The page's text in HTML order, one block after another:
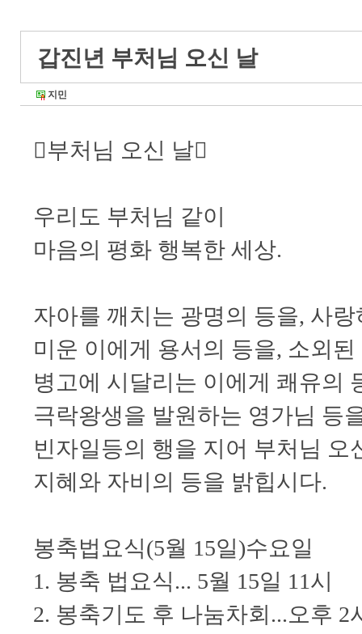
갑진년 부처님 오신 날
지민
부처님 오신 날
우리도 부처님 같이
마음의 평화 행복한 세상.
자아를 깨치는 광명의 등을, 사
미운 이에게 용서의 등을, 소외
병고에 시달리는 이에게 쾌유의
극락왕생을 발원하는 영가님 등
빈자일등의 행을 지어 부처님 오
지혜와 자비의 등을 밝힙시다.
봉축법요식(5월 15일)수요일
1. 봉축 법요식... 5월 15일 11시
2. 봉축기도 후 나눔차회...오후 2